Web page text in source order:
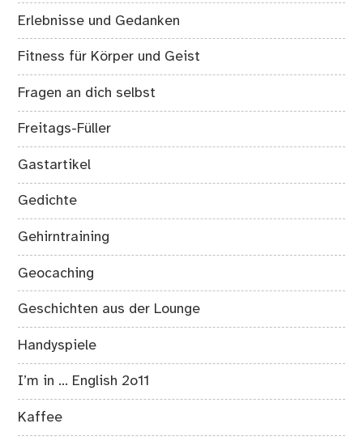
Erlebnisse und Gedanken
Fitness für Körper und Geist
Fragen an dich selbst
Freitags-Füller
Gastartikel
Gedichte
Gehirntraining
Geocaching
Geschichten aus der Lounge
Handyspiele
I’m in … English 2o11
Kaffee